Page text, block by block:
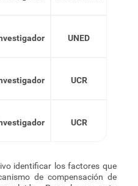
UNED
UCR
UCR
identificar los factores que
de compensación de